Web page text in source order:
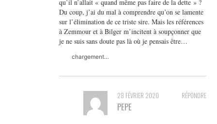
qu’il n’allait « quand même pas faire de la dette » ?
Du coup, j’ai du mal à comprendre qu’on se lamente
sur l’élimination de ce triste sire. Mais les références
à Zemmour et à Bilger m’incitent à soupçonner que
je ne suis sans doute pas là où je pensais être…
chargement…
RÉPONDRE
28 FÉVRIER 2020
PEPE